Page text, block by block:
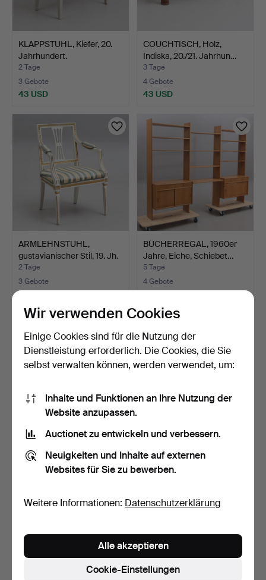
KLAPPSTUHL, Kiefer, 20.
Jahrhundert.
2 Tage
3 Gebote
43 USD
COUCHTISCH, Holz,
Indiska, 20./21. Jahrhun…
3 Tage
4 Gebote
43 USD
ARMLEHNSTUHL,
gustavianischer Stil, 19. Jh.
2 Tage
3 Gebote
43 USD
BÜCHERREGAL, 1960er
Jahre, Eiche, Schiebet…
5 Tage
4 Gebote
43 USD
Jahrhundert.
SCHUBLADEN, 20.
Jahrhunder…
3 Tage
Wir verwenden Cookies
Einige Cookies sind für die Nutzung der
Dienstleistung erforderlich. Die Cookies, die Sie
selbst verwalten können, werden verwendet, um:
Inhalte und Funktionen an Ihre Nutzung der
Website anzupassen.
Auctionet zu entwickeln und verbessern.
Neuigkeiten und Inhalte auf externen
Websites für Sie zu bewerben.
Weitere Informationen: Datenschutzerklärung
Cookie-Einstellungen
Alle akzeptieren